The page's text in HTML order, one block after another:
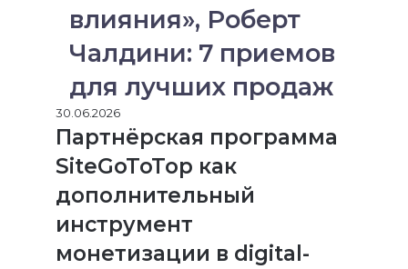
влияния», Роберт
Чалдини: 7 приемов
для лучших продаж
30.06.2026
Партнёрская программа
SiteGoToTop как
дополнительный
инструмент
монетизации в digital-